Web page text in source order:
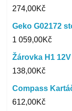
274,00Kč
Geko G02172
1 059,00Kč
Žárovka H1
138,00Kč
Compass
612,00Kč